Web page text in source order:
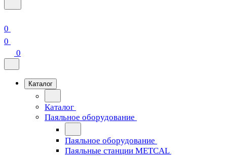
0
0
0
Каталог
Каталог
Паяльное оборудование
Паяльное оборудование
Паяльные станции METCAL